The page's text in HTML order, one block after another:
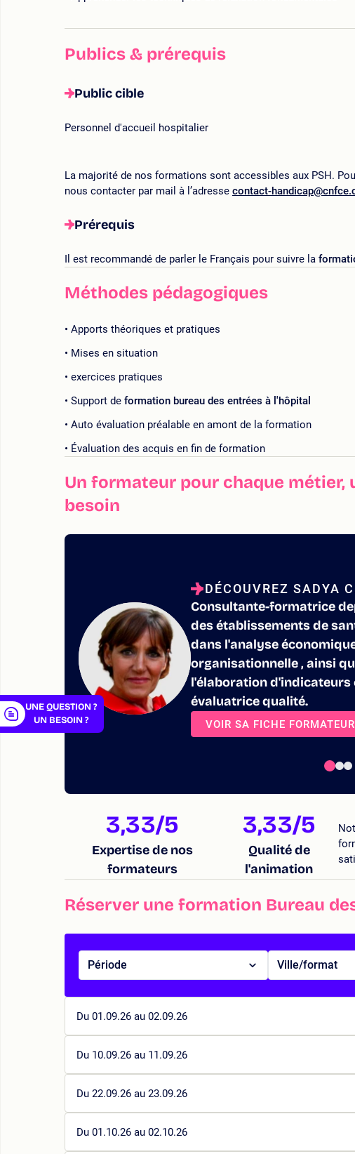
Publics & prérequis
Public cible
Personnel d'accueil hospitalier
La majorité de nos formations sont accessibles aux PSH.
nous contacter par mail à l’adresse contact-
Prérequis
Il est recommandé de parler le Français pour suivre la
Méthodes pédagogiques
Apports théoriques et pratiques
Mises en situation
exercices pratiques
Support de formation bureau des entrées à l'hôpital
Auto évaluation préalable en amont de la formation
Évaluation des acquis en fin de formation
Un formateur pour chaque métier,
besoin
DÉCOUVREZ SADYA
Consultante-formatrice
des établissements de
dans l'analyse
organisationnelle , ainsi
l'élaboration d'indicateurs
évaluatrice qualité.
VOIR SA FICHE FORMATEUR
3,33/5
Expertise de nos
formateurs
3,33/5
Qualité de
l'animation
Réserver une formation Bureau
Période Ville/format
Du 01.09.26 au 02.09.26
Du 10.09.26 au 11.09.26
Du 22.09.26 au 23.09.26
Du 01.10.26 au 02.10.26
UNE QUESTION ?
UN BESOIN ?